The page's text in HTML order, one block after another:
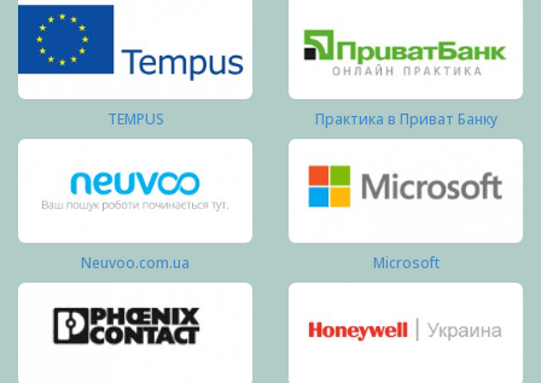
TEMPUS Практика в Приват Банку
Neuvoo.com.ua Microsoft